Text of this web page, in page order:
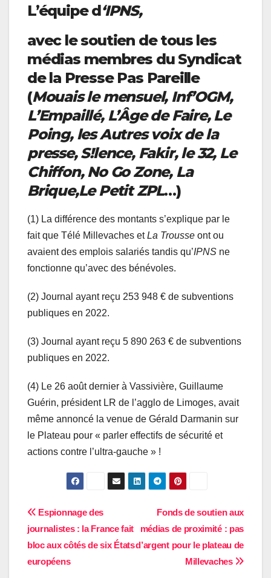
L’équipe d‘IPNS,
avec le soutien de tous les
médias membres du Syndicat
de la Presse Pas Pareille
(Mouaisle mensuel, Inf’OGM,
L’Empaillé, L’Âge de Faire, Le
Poing, les Autres voix de la
presse, S!lence, Fakir, le 32, Le
Chiffon, No Go Zone, La
Brique,Le Petit ZPL…)
(1) La différence des montants s’explique par le
fait que Télé Millevaches etLa Trousse ont ou
avaient des emplois salariés tandis qu’IPNS ne
fonctionne qu’avec des bénévoles.
(2) Journal ayant reçu 253 948 € de subventions
publiques en 2022.
(3) Journal ayant reçu 5 890 263 € de subventions
publiques en 2022.
(4) Le 26 août dernier à Vassivière, Guillaume
Guérin, président LR de l’agglo de Limoges, avait
même annoncé la venue de Gérald Darmanin sur
le Plateau pour « parler effectifs de sécurité et
actions contre l’ultra-gauche » !
Navigation
de
l’article
Fonds de soutien aux
médias de proximité : pas
d’argent pour le plateau de
Millevaches
Espionnage des
journalistes : la France fait
bloc aux côtés de six États
européens